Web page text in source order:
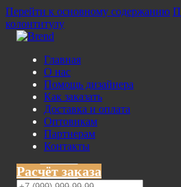
Перейти к основному содержанию
колонтитулу
Главная
О нас
Помощь дизайнера
Как заказать
Доставка и оплата
Оптовикам
Партнерам
Контакты
Расчёт заказа